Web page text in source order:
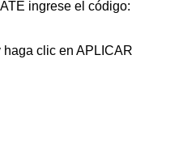
ingrese el código:
clic en APLICAR